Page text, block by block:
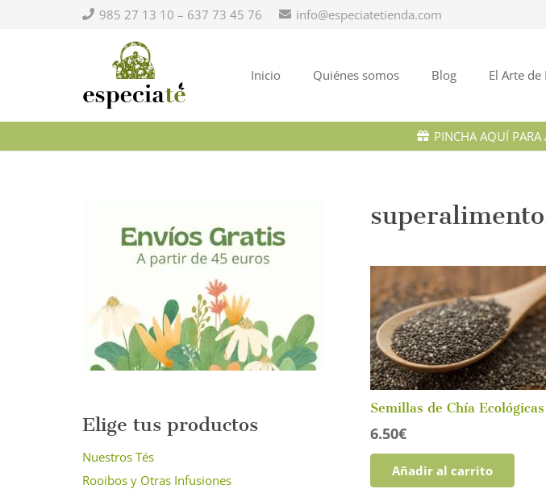
985 27 13 10 – 637 73 45 76 info@especiatetienda.com
Inicio Quiénes somos Blog El Arte
PINCHA AQUÍ PARA
Semillas de Chía Ecológicas
6.50€
Añadir al carrito
Elige tus productos
Nuestros Tés
Rooibos y Otras Infusiones